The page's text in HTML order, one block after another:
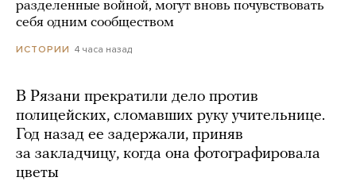
разделенные войной, могут вновь почувствовать
себя одним сообществом
ИСТОРИИ 4 часа назад
В Рязани прекратили дело против
полицейских, сломавших руку учительнице.
Год назад ее задержали, приняв
за закладчицу, когда она фотографировала
цветы